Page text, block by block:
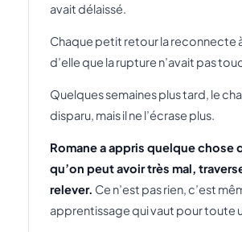
avait délaissé.
Chaque petit retour la reconnecte
d’elle que la rupture n’avait pas
Quelques semaines plus tard, le
disparu, mais il ne l’écrase plus.
Romane a appris quelque chose
qu’on peut avoir très mal,
relever. Ce n’est pas rien, c’est
apprentissage qui vaut pour toute